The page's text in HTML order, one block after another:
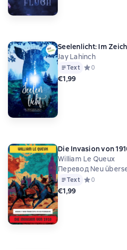
Seelenlicht: Im
Jay Lahinch
Text Средний
0
€1,99
Die Invasion von
William Le Queux
Перевод Neu
Text Средний
0
€1,99